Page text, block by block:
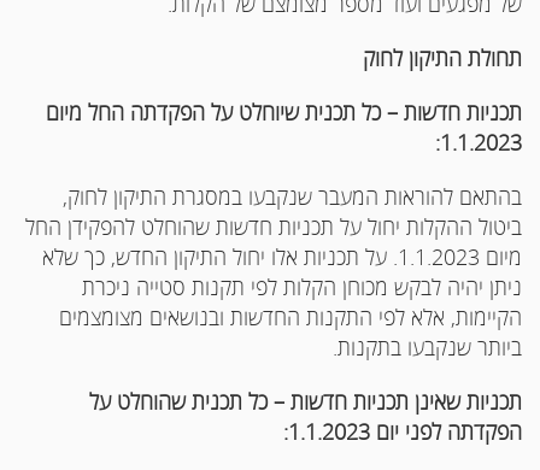
תחולת התיקון לחוק
תכניות חדשות – כל תכנית שיוחלט על הפקדתה החל מיום
1.1.2023:
בהתאם להוראות המעבר שנקבעו במסגרת התיקון לחוק,
ביטול ההקלות יחול על תכניות חדשות שהוחלט להפקידן החל
מיום 1.1.2023. על תכניות אלו יחול התיקון החדש, כך שלא
ניתן יהיה לבקש מכוחן הקלות לפי תקנות סטייה ניכרת
הקיימות, אלא לפי התקנות החדשות ובנושאים מצומצמים
ביותר שנקבעו בתקנות.
תכניות שאינן תכניות חדשות – כל תכנית שהוחלט על
הפקדתה לפני יום 1.1.2023: